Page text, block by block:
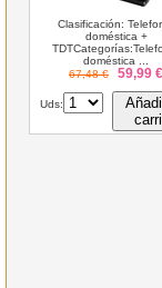
Clasificación:
doméstica +
doméstica ...
67,48 €
59,99 €
Uds: